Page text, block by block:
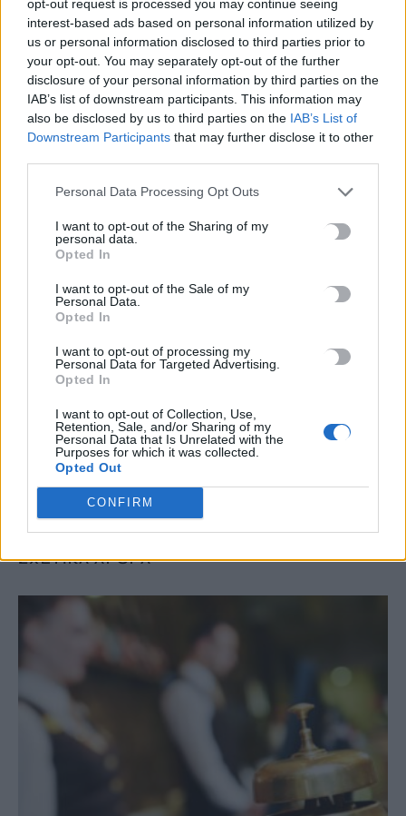
opt-out request is processed you may continue seeing
interest-based ads based on personal information utilized by
us or personal information disclosed to third parties prior to
your opt-out. You may separately opt-out of the further
disclosure of your personal information by third parties on the
IAB’s list of downstream participants. This information may
also be disclosed by us to third parties on the IAB’s List of
Downstream Participants that may further disclose it to other
Personal Data Processing Opt Outs
I want to opt-out of the Sharing of my
personal data.
Opted In
I want to opt-out of the Sale of my
Personal Data.
Opted In
I want to opt-out of processing my
Personal Data for Targeted Advertising.
Opted In
I want to opt-out of Collection, Use,
Retention, Sale, and/or Sharing of my
Personal Data that Is Unrelated with the
Purposes for which it was collected.
Opted Out
CONFIRM
περισσότερες κατηγορίες δικαιούχων
9 Αυγούστου, 2026
Έρχονται εκπτώσεις έως 20% στα σούπερ μάρκετ – Ποια
προϊόντα μπαίνουν στο νέο πρόγραμμα συγκράτησης τιμών
9 Αυγούστου, 2026
Φειδίας Παναγιώτου: Αντιδράσεις για την εμφάνισή του με
9 Αυγούστου, 2026
Σε πιθανό κίνδυνο η ζωή του
9 Αυγούστου, 2026
TRENDING
ΦΕΣΤΙΒΑΛ #ΚΙΣΣΑΜΟΣ #ΕΠΙΔΟΜΑ ΑΔΕΙΑΣ
ΔΙΑΓΝΩΣΤΙΚΕΣ ΕΞΕΤΑΣΕΙΣ
ΣΧΕΤΙΚΆ ΆΡΘΡΑ